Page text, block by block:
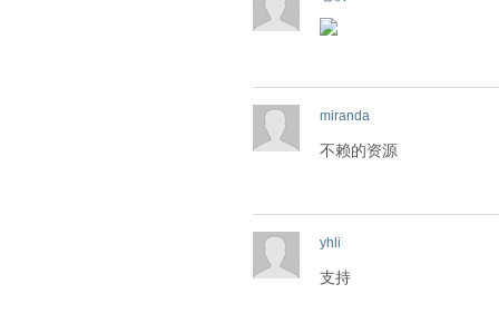
miranda
不赖的资源
yhli
支持